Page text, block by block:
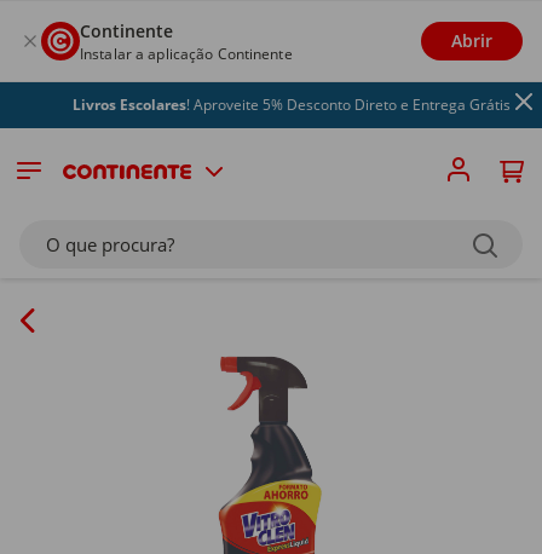
Continente
Instalar a aplicação Continente
Abrir
Livros Escolares! Aproveite 5% Desconto Direto e Entrega Grátis
O que procura?